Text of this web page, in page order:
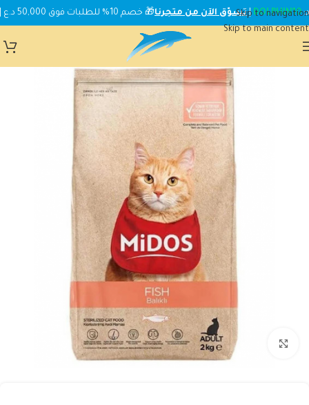
Skip to navigation
Skip to main content
DOLPHIN10
|تسوّق الآن من متجرنا🎁 خصم 10% للطلبات فوق 50,000 د.ع | استخدم الكود:
Click to enlarge